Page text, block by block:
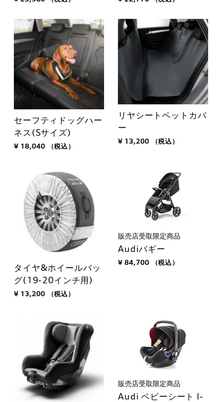
セーフティドッグハー
ネス(Sサイズ)
¥ 18,040 （税込）
リヤシートペットカバ
ー
¥ 13,200 （税込）
タイヤ&ホイールバッ
グ(19-20インチ用)
¥ 13,200 （税込）
販売店受取限定商品
Audiバギー
¥ 84,700 （税込）
販売店受取限定商品
Audi ベビーシート I-